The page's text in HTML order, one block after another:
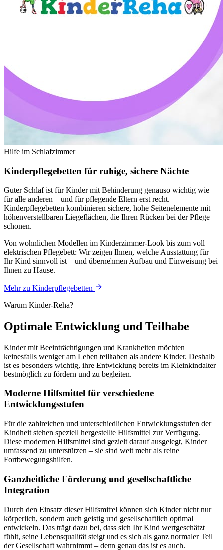
Hilfe im Schlafzimmer
Kinderpflegebetten für ruhige, sichere Nächte
Guter Schlaf ist für Kinder mit Behinderung genauso wichtig wie
für alle anderen – und für pflegende Eltern erst recht.
Kinderpflegebetten kombinieren sichere, hohe Seitenelemente mit
höhenverstellbaren Liegeflächen, die Ihren Rücken bei der Pflege
schonen.
Von wohnlichen Modellen im Kinderzimmer-Look bis zum voll
elektrischen Pflegebett: Wir zeigen Ihnen, welche Ausstattung für
Ihr Kind sinnvoll ist – und übernehmen Aufbau und Einweisung bei
Ihnen zu Hause.
Mehr zu Kinderpflegebetten
Warum Kinder-Reha?
Optimale Entwicklung und Teilhabe
Kinder mit Beeinträchtigungen und Krankheiten möchten
keinesfalls weniger am Leben teilhaben als andere Kinder. Deshalb
ist es besonders wichtig, ihre Entwicklung bereits im Kleinkindalter
bestmöglich zu fördern und zu begleiten.
Moderne Hilfsmittel für verschiedene
Entwicklungsstufen
Für die zahlreichen und unterschiedlichen Entwicklungsstufen der
Kindheit stehen speziell hergestellte Hilfsmittel zur Verfügung.
Diese modernen Hilfsmittel sind gezielt darauf ausgelegt, Kinder
umfassend zu unterstützen – sie sind weit mehr als reine
Fortbewegungshilfen.
Ganzheitliche Förderung und gesellschaftliche
Integration
Durch den Einsatz dieser Hilfsmittel können sich Kinder nicht nur
körperlich, sondern auch geistig und gesellschaftlich optimal
entwickeln. Das trägt dazu bei, dass sich Ihr Kind wertgeschätzt
fühlt, seine Lebensqualität steigt und es sich als ganz normaler Teil
der Gesellschaft wahrnimmt – denn genau das ist es auch.